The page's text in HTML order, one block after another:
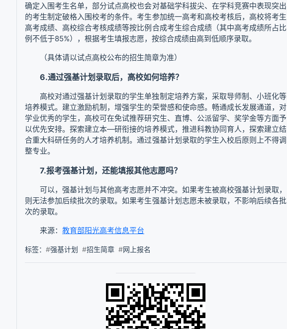
确定入围考生名单，部分试点高校也会对基础学科拔尖、在学科竞赛中表现突出
的考生制定破格入围校考的条件。考生参加统一高考和高校考核后，高校将考生
高考成绩、高校综合考核成绩等按比例合成考生综合成绩（其中高考成绩所占比
例不低于85%），根据考生填报志愿，按综合成绩由高到低顺序录取。
（具体请以试点高校公布的招生简章为准）
6.通过强基计划录取后，高校如何培养？
高校对通过强基计划录取的学生单独制定培养方案，采取导师制、小班化等
培养模式。建立激励机制，增强学生的荣誉感和使命感。畅通成长发展通道，对
学业优秀的学生，高校可在免试推荐研究生、直博、公派留学、奖学金等方面予
以优先安排。探索建立本—研衔接的培养模式，推进科教协同育人，探索建立结
合重大科研任务的人才培养机制。通过强基计划录取的学生入校后原则上不得调
整专业。
7.报考强基计划，还能填报其他志愿吗？
可以，强基计划与其他高考志愿并不冲突。如果考生被高校强基计划录取，
则无法参加后续批次的录取。如果考生强基计划志愿未被录取，不影响后续各批
次的录取。
来源： 教育部阳光高考信息平台
标签： #强基计划 #招生简章 #网上报名